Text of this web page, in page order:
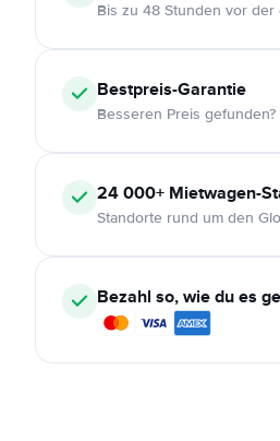
Bis zu 48 Stunden vor
Bestpreis-Garantie
Besseren Preis
24 000+ Mietwagen-
Standorte rund um den
Bezahl so, wie du es